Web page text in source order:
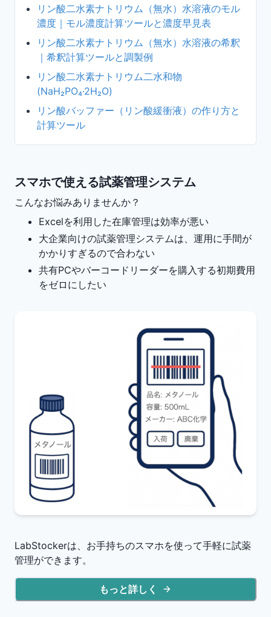
リン酸二水素ナトリウム（無水）水溶液のモル
濃度｜モル濃度計算ツールと濃度早見表
リン酸二水素ナトリウム（無水）水溶液の希釈
｜希釈計算ツールと調製例
リン酸二水素ナトリウム二水和物
(NaH₂PO₄·2H₂O)
リン酸バッファー（リン酸緩衝液）の作り方と
計算ツール
スマホで使える試薬管理システム
こんなお悩みありませんか？
Excelを利用した在庫管理は効率が悪い
大企業向けの試薬管理システムは、運用に手間が
かかりすぎるので合わない
共有PCやバーコードリーダーを購入する初期費用
をゼロにしたい
LabStockerは、お手持ちのスマホを使って手軽に試薬
管理ができます。
もっと詳しく